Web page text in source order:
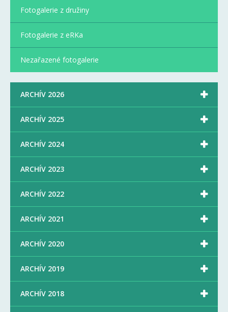
Fotogalerie z družiny
Fotogalerie z eRKa
Nezařazené fotogalerie
ARCHÍV 2026 
ARCHÍV 2025 
ARCHÍV 2024 
ARCHÍV 2023 
ARCHÍV 2022 
ARCHÍV 2021 
ARCHÍV 2020 
ARCHÍV 2019 
ARCHÍV 2018 